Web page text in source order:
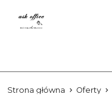
Strona główna Oferty